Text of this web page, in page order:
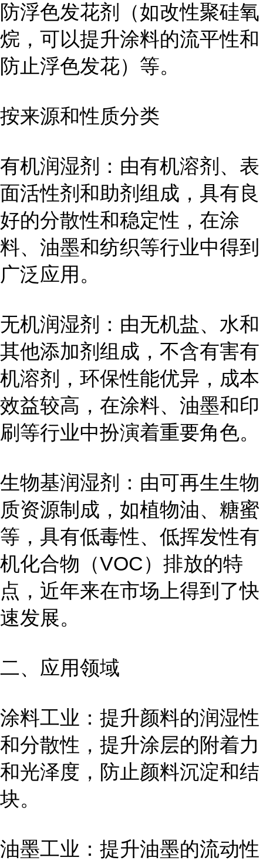
防浮色发花剂（如改性聚硅氧
烷，可以提升涂料的流平性和
防止浮色发花）等。
按来源和性质分类
有机润湿剂：由有机溶剂、表
面活性剂和助剂组成，具有良
好的分散性和稳定性，在涂
料、油墨和纺织等行业中得到
广泛应用。
无机润湿剂：由无机盐、水和
其他添加剂组成，不含有害有
机溶剂，环保性能优异，成本
效益较高，在涂料、油墨和印
刷等行业中扮演着重要角色。
生物基润湿剂：由可再生生物
质资源制成，如植物油、糖蜜
等，具有低毒性、低挥发性有
机化合物（VOC）排放的特
点，近年来在市场上得到了快
速发展。
二、应用领域
涂料工业：提升颜料的润湿性
和分散性，提升涂层的附着力
和光泽度，防止颜料沉淀和结
块。
油墨工业：提升油墨的流动性